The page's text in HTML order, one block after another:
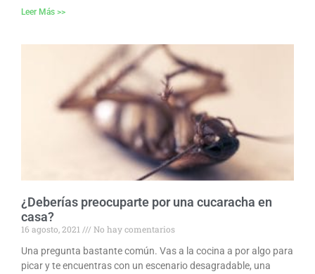
Leer Más >>
¿Deberías preocuparte por una cucaracha en
casa?
16 agosto, 2021
No hay comentarios
Una pregunta bastante común. Vas a la cocina a por algo para
picar y te encuentras con un escenario desagradable, una